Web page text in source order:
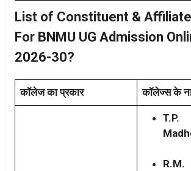
List of Constituent &
For BNMU UG Admission
2026-30?
कॉलेज का प्रकार कॉलेज्स के